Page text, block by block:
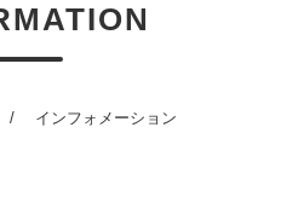
インフォメーション